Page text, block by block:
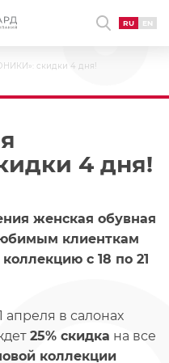
RU EN
скидки 4 дня!
4 дня!
женская обувная
клиенткам
с 18 по 21
апреля в салонах
25% скидка на все
коллекции